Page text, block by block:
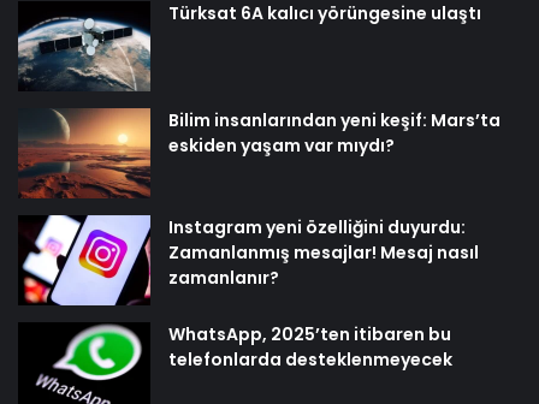
Türksat 6A kalıcı yörüngesine ulaştı
Bilim insanlarından yeni keşif: Mars’ta
eskiden yaşam var mıydı?
Instagram yeni özelliğini duyurdu:
Zamanlanmış mesajlar! Mesaj nasıl
zamanlanır?
WhatsApp, 2025’ten itibaren bu
telefonlarda desteklenmeyecek